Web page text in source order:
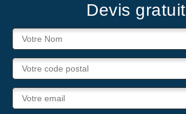
Devis gratuit